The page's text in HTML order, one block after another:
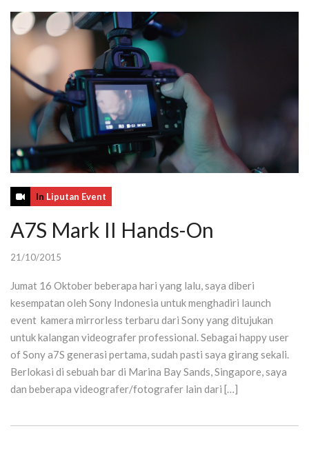
In Liputan Event
A7S Mark II Hands-On
21/10/2015
Jumat 16 Oktober beberapa hari yang lalu, saya diberi
kesempatan oleh Sony Indonesia untuk menghadiri launch
event kamera mirrorless terbaru dari Sony yang ditujukan
untuk kalangan videografer professional. Sebagai happy user
of Sony a7S generasi pertama, sudah pasti saya girang sekali.
Berlokasi di sebuah bar di Marina Bay Sands, Singapore, saya
dan beberapa videografer/fotografer lain dari […]